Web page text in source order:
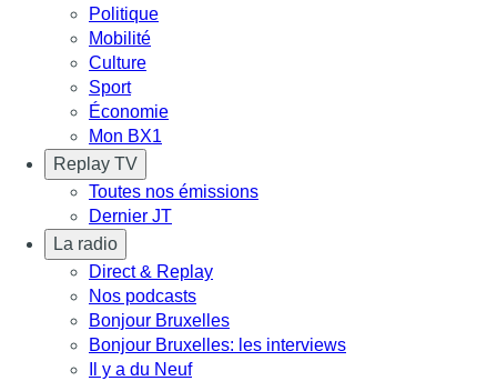
Politique
Mobilité
Culture
Sport
Économie
Mon BX1
Replay TV
Toutes nos émissions
Dernier JT
La radio
Direct & Replay
Nos podcasts
Bonjour Bruxelles
Bonjour Bruxelles: les interviews
Il y a du Neuf